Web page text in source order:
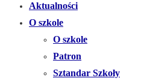
Aktualności
O szkole
O szkole
Patron
Sztandar Szkoły